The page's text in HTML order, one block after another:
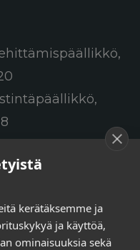
kerätäksemme ja
ja käyttöä,
ominaisuuksia sekä